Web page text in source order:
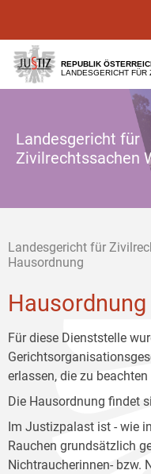
[1]
[2]
[3]
REPUBLIK
LANDESGERICHT FÜR
Landesgericht für
Zivilrechtssachen
Landesgericht für
Hausordnung
Hausordnung
Für diese Dienststelle
erlassen, die zu beachten
Die Hausordnung findet
Im Justizpalast ist - wie
Rauchen grundsätzlich
Nichtraucherinnen- bzw.